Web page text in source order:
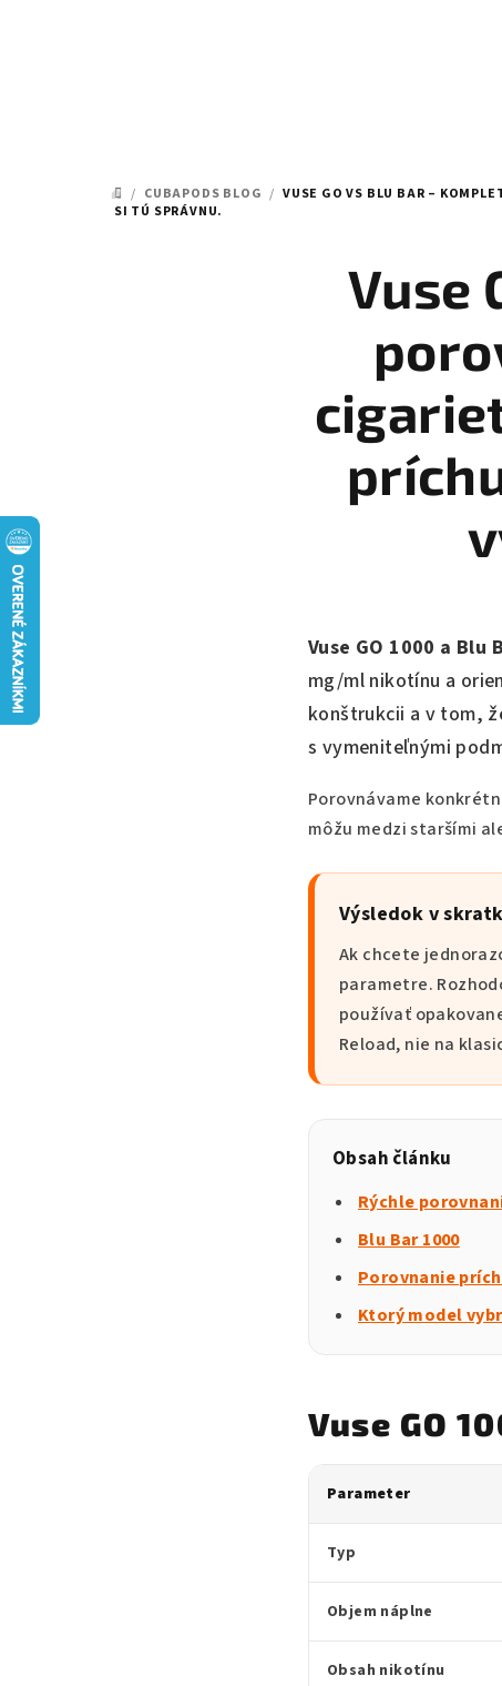
DOMOV
/ CUBAPODS BLOG / VUSE GO VS BLU BAR –
SI TÚ SPRÁVNU.
Vuse
Vuse GO 1000 a
mg/ml nikotínu a
konštrukcii a v tom,
s vymeniteľnými
Porovnávame
môžu medzi staršími
Výsledok v
Ak chcete
parametre.
používať
Reload, nie na
Obsah článku
Rýchle
Blu Bar 1000
Porovnanie
Ktorý model
Vuse GO
Parameter
Typ
Objem náplne
Obsah nikotínu